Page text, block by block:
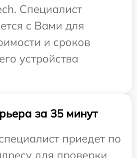
Специалист
с Вами для
и сроков
устройства
за 35 минут
приедет по
для проверки